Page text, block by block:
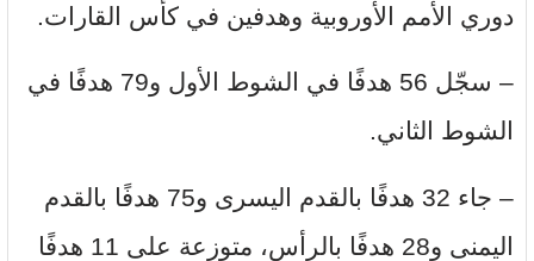
دوري الأمم الأوروبية وهدفين في كأس القارات.
– سجّل 56 هدفًا في الشوط الأول و79 هدفًا في
الشوط الثاني.
– جاء 32 هدفًا بالقدم اليسرى و75 هدفًا بالقدم
اليمنى و28 هدفًا بالرأس، متوزعة على 11 هدفًا